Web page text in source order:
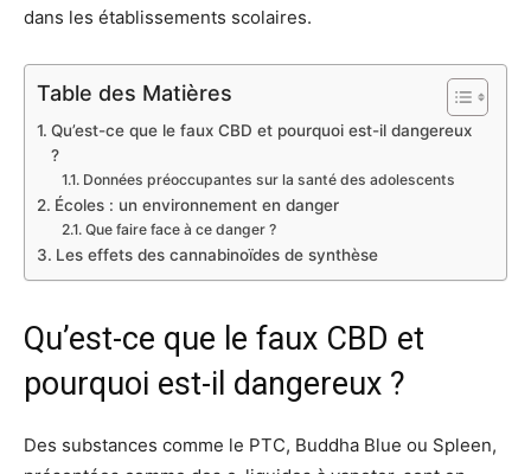
dans les établissements scolaires.
Table des Matières
Qu’est-ce que le faux CBD et pourquoi est-il dangereux
?
Données préoccupantes sur la santé des adolescents
Écoles : un environnement en danger
Que faire face à ce danger ?
Les effets des cannabinoïdes de synthèse
Qu’est-ce que le faux CBD et
pourquoi est-il dangereux ?
Des substances comme le PTC, Buddha Blue ou Spleen,